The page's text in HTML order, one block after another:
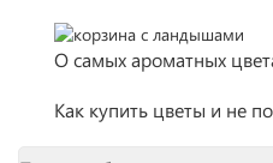
О самых ароматных
Как купить цветы и не